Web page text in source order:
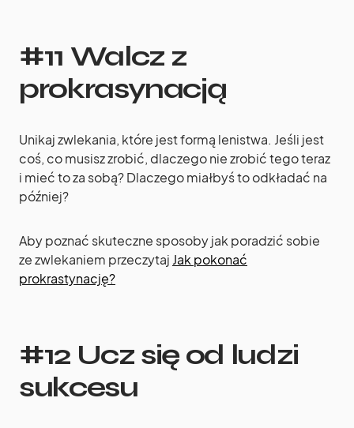
#11 Walcz z
prokrasynacją
Unikaj zwlekania, które jest formą lenistwa. Jeśli jest
coś, co musisz zrobić, dlaczego nie zrobić tego teraz
i mieć to za sobą? Dlaczego miałbyś to odkładać na
później?
Aby poznać skuteczne sposoby jak poradzić sobie
ze zwlekaniem przeczytaj Jak pokonać
prokrastynację?
#12 Ucz się od ludzi
sukcesu